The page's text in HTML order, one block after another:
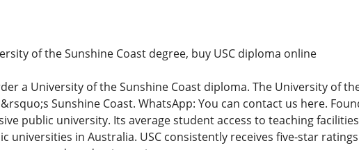
of the Sunshine Coast degree, buy USC diploma online
a University of the Sunshine Coast diploma. The University of
Sunshine Coast. WhatsApp: You can contact us here.
public university. Its average student access to teaching
universities in Australia. USC consistently receives five-star